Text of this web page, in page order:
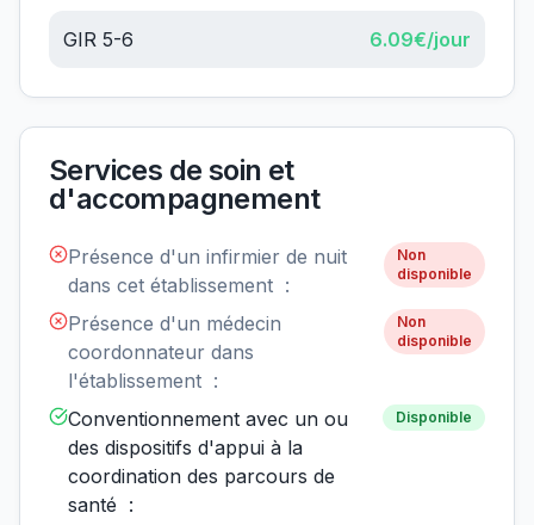
GIR 5-6 6.09€/jour
Services de soin et
d'accompagnement
Présence d'un infirmier de nuit
dans cet établissement :
Non
disponible
Présence d'un médecin
coordonnateur dans
l'établissement :
Non
disponible
Conventionnement avec un ou
des dispositifs d'appui à la
coordination des parcours de
santé :
Disponible